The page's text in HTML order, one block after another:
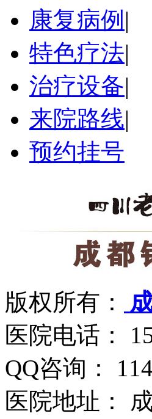
康复病例 |
特色疗法|
治疗设备|
来院路线|
预约挂号
版权所有：
医院电话：
QQ咨询：
医院地址：